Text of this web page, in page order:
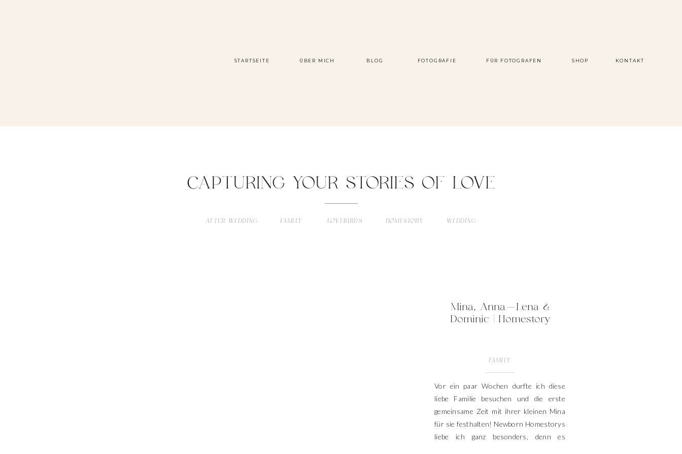
STARTSEITE ÜBER MICH FÜR FOTOGRAFEN SHOP KONTAKT
FOTOGRAFIE
BLOG
AFTER WEDDING FAMILY LOVEBIRDS HOMESTORY WEDDING
CAPTURING YOUR STORIES OF LOVE
Vor ein paar Wochen durfte ich diese
liebe Familie besuchen und die erste
gemeinsame Zeit mit ihrer kleinen Mina
für sie festhalten! Newborn Homestorys
liebe ich ganz besonders, denn es
FAMILY
Mina, Anna-Lena &
Dominic | Homestory